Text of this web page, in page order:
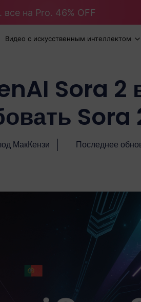
на Pro. 46% OFF
Видео с искусственным интеллектом
Sora 2
Sora
МакКензи Последнее